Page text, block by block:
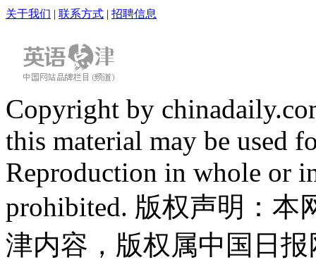
关于我们 | 联系方式 | 招聘信息
Copyright by
this material may be used
Reproduction in whole or
prohibited. 版权声明：
津内容，版权属中国日